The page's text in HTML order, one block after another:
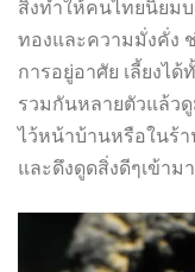
สิ่งทำให้คนไทยนิยมบ
ทองและความมั่งคั่ง
การอยู่อาศัย เลี้ยงไ
รวมกันหลายตัวแล้ว
ไว้หน้าบ้านหรือในร้า
และดึงดูดสิ่งดีๆเข้ามา